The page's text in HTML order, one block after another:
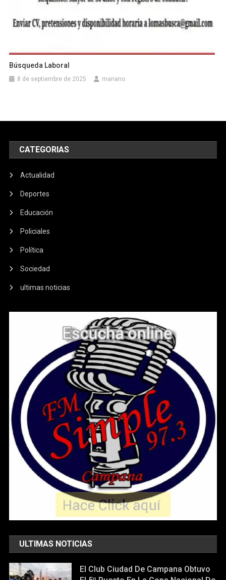
Búsqueda Laboral
8 de septiembre de 2025 mariano
CATEGORIAS
Actualidad
Deportes
Educación
Policiales
Política
Sociedad
ultimas noticias
ULTIMAS NOTICIAS
El Club Ciudad De Campana Obtuvo